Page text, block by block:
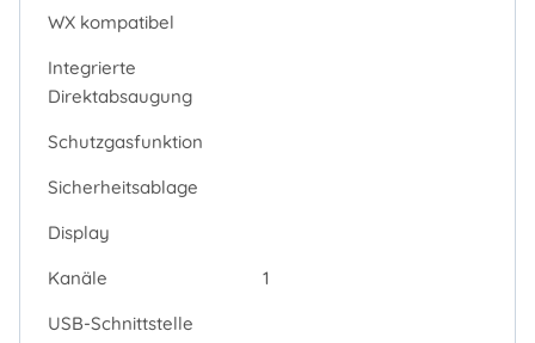
WX kompatibel
Integrierte
Direktabsaugung
Schutzgasfunktion
Sicherheitsablage
Display
Kanäle
1
USB-Schnittstelle